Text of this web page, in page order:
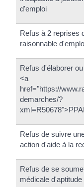
d'emploi
Refus à 2 reprises
raisonnable
Refus d'élaborer
<a
href="https://
demarches/?
Refus de suivre
action d'aide à la
Refus de se
médicale d'aptitude